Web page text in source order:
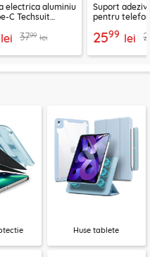
electrica aluminiu
C Techsuit
lei 3799 lei
Suport
pentru
2599 lei
Huse tablete